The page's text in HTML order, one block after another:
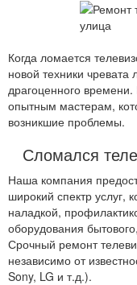
Когда ломается
новой техники
драгоценного
опытным мастерам,
возникшие проблемы.
Сломался
Наша компания
широкий спектр услуг,
наладкой,
оборудования
Срочный ремонт
независимо от
Sony, LG и т.д.).